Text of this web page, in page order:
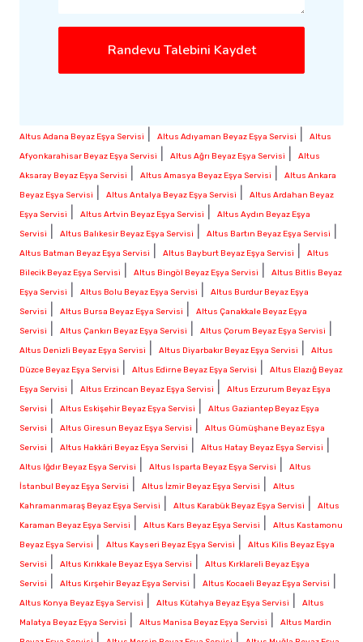
Randevu Talebini Kaydet
Altus Adana Beyaz Eşya Servisi Altus Adıyaman Beyaz Eşya Servisi
Altus
Afyonkarahisar Beyaz Eşya Servisi
Altus Ağrı Beyaz Eşya Servisi
Altus
Aksaray Beyaz Eşya Servisi
Altus Amasya Beyaz Eşya Servisi
Altus Ankara
Beyaz Eşya Servisi
Altus Antalya Beyaz Eşya Servisi
Altus Ardahan Beyaz
Eşya Servisi
Altus Artvin Beyaz Eşya Servisi
Altus Aydın Beyaz Eşya
Servisi
Altus Balıkesir Beyaz Eşya Servisi Altus Bartın Beyaz Eşya Servisi
Altus Batman Beyaz Eşya Servisi Altus Bayburt Beyaz Eşya Servisi
Altus
Bilecik Beyaz Eşya Servisi
Altus Bingöl Beyaz Eşya Servisi
Altus Bitlis Beyaz
Eşya Servisi
Altus Bolu Beyaz Eşya Servisi
Altus Burdur Beyaz Eşya
Servisi
Altus Bursa Beyaz Eşya Servisi
Altus Çanakkale Beyaz Eşya
Servisi
Altus Çankırı Beyaz Eşya Servisi Altus Çorum Beyaz Eşya Servisi
Altus Denizli Beyaz Eşya Servisi Altus Diyarbakır Beyaz Eşya Servisi
Altus
Düzce Beyaz Eşya Servisi
Altus Edirne Beyaz Eşya Servisi
Altus Elazığ Beyaz
Eşya Servisi
Altus Erzincan Beyaz Eşya Servisi
Altus Erzurum Beyaz Eşya
Servisi
Altus Eskişehir Beyaz Eşya Servisi
Altus Gaziantep Beyaz Eşya
Servisi
Altus Giresun Beyaz Eşya Servisi
Altus Gümüşhane Beyaz Eşya
Servisi
Altus Hakkâri Beyaz Eşya Servisi Altus Hatay Beyaz Eşya Servisi
Altus Iğdır Beyaz Eşya Servisi Altus Isparta Beyaz Eşya Servisi
Altus
İstanbul Beyaz Eşya Servisi
Altus İzmir Beyaz Eşya Servisi
Altus
Kahramanmaraş Beyaz Eşya Servisi
Altus Karabük Beyaz Eşya Servisi
Altus
Karaman Beyaz Eşya Servisi
Altus Kars Beyaz Eşya Servisi
Altus Kastamonu
Beyaz Eşya Servisi
Altus Kayseri Beyaz Eşya Servisi
Altus Kilis Beyaz Eşya
Servisi
Altus Kırıkkale Beyaz Eşya Servisi
Altus Kırklareli Beyaz Eşya
Servisi
Altus Kırşehir Beyaz Eşya Servisi Altus Kocaeli Beyaz Eşya Servisi
Altus Konya Beyaz Eşya Servisi Altus Kütahya Beyaz Eşya Servisi
Altus
Malatya Beyaz Eşya Servisi
Altus Manisa Beyaz Eşya Servisi
Altus Mardin